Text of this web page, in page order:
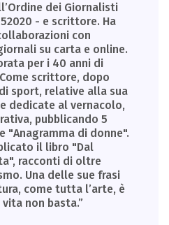
dei Giornalisti
- e scrittore. Ha
con
su carta e online.
per i 40 anni di
scrittore, dopo
sport, relative alla sua
dedicate al vernacolo,
pubblicando 5
"Anagramma di donne".
il libro "Dal
racconti di oltre
Una delle sue frasi
come tutta l’arte, è
non basta.”